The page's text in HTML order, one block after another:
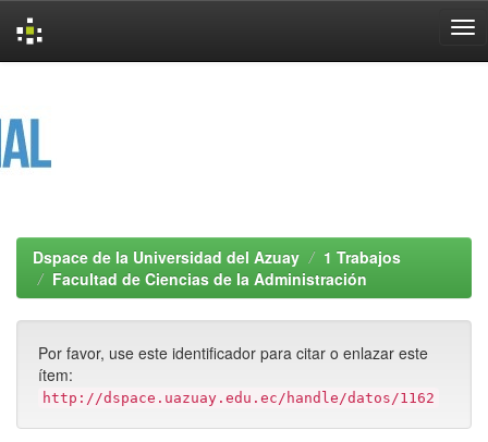
Dspace de la Universidad del Azuay
1 Trabajos
Facultad de Ciencias de la Administración
Por favor, use este identificador para citar o enlazar este
ítem:
http://dspace.uazuay.edu.ec/handle/datos/1162